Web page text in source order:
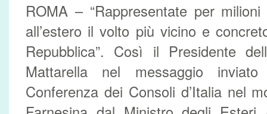
ROMA – “Rappresentate per
all’estero il volto più vicino e
Repubblica”. Così il Presidente
Mattarella nel messaggio
Conferenza dei Consoli d’Italia nel